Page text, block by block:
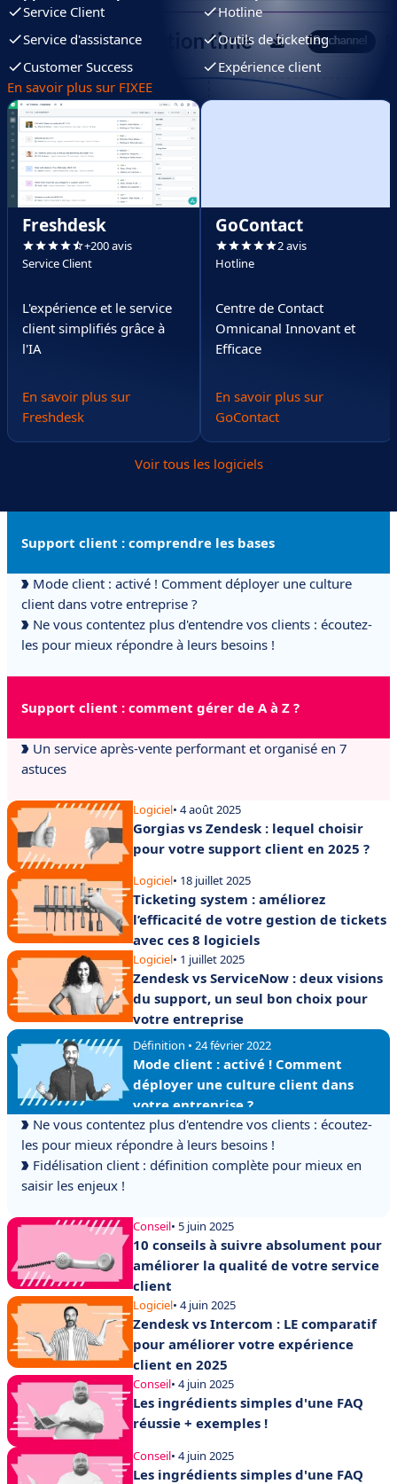
Service Client
Hotline
Service d'assistance
Outils de ticketing
Customer Success
Expérience client
En savoir plus sur FIXEE
Freshdesk
+200 avis
Service Client
L'expérience et le service
client simplifiés grâce à
l'IA
En savoir plus sur
Freshdesk
GoContact
2 avis
Hotline
Centre de Contact
Omnicanal Innovant et
Efficace
En savoir plus sur
GoContact
Voir tous les logiciels
Support client : comprendre les bases
Mode client : activé ! Comment déployer une culture
client dans votre entreprise ?
Ne vous contentez plus d'entendre vos clients : écoutez-
les pour mieux répondre à leurs besoins !
Support client : comment gérer de A à Z ?
Un service après-vente performant et organisé en 7
astuces
Logiciel• 4 août 2025
Gorgias vs Zendesk : lequel choisir
pour votre support client en 2025 ?
Logiciel• 18 juillet 2025
Ticketing system : améliorez
l’efficacité de votre gestion de tickets
avec ces 8 logiciels
Logiciel• 1 juillet 2025
Zendesk vs ServiceNow : deux visions
du support, un seul bon choix pour
votre entreprise
Définition • 24 février 2022
Mode client : activé ! Comment
déployer une culture client dans
votre entreprise ?
Ne vous contentez plus d'entendre vos clients : écoutez-
les pour mieux répondre à leurs besoins !
Fidélisation client : définition complète pour mieux en
saisir les enjeux !
Conseil• 5 juin 2025
10 conseils à suivre absolument pour
améliorer la qualité de votre service
client
Logiciel• 4 juin 2025
Zendesk vs Intercom : LE comparatif
pour améliorer votre expérience
client en 2025
Conseil• 4 juin 2025
Les ingrédients simples d'une FAQ
réussie + exemples !
Conseil• 4 juin 2025
Les ingrédients simples d'une FAQ